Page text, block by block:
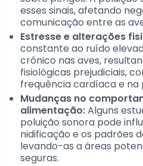
esses sinais, afetando
comunicação entre as
Estresse e alterações
constante ao ruído
crônico nas aves,
fisiológicas prejudiciais,
frequência cardíaca e na
Mudanças no
alimentação:Alguns
poluição sonora pode
nidificação e os padrões
levando-as a áreas
seguras.